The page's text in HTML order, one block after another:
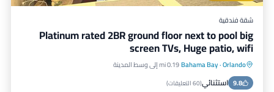
شقة فندقية
Platinum rated 2BR ground floor next to pool big
screen TVs, Huge patio, wifi
Orlando
·
Bahama Bay0.19 mi إلى وسط المدينة
9.8 استثنائي(60 التعليقات )
حوض استحمام ساخن
موقف سيارات
مسبح
شرفة / تراس